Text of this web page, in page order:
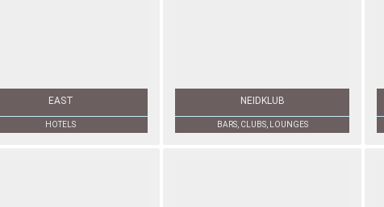
EAST
HOTELS
NEIDKLUB
BARS, CLUBS, LOUNGES